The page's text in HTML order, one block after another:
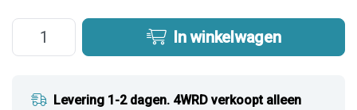
In winkelwagen
Levering 1-2 dagen. 4WRD verkoopt alleen